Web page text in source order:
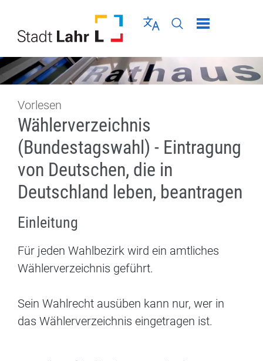
Sprache wählen
Seiten-Suche
Menü schließen
Vorlesen
Wählerverzeichnis
(Bundestagswahl) - Eintragung
von Deutschen, die in
Deutschland leben, beantragen
Einleitung
Für jeden Wahlbezirk wird ein amtliches
Wählerverzeichnis geführt.
Sein Wahlrecht ausüben kann nur, wer in
das Wählerverzeichnis eingetragen ist.